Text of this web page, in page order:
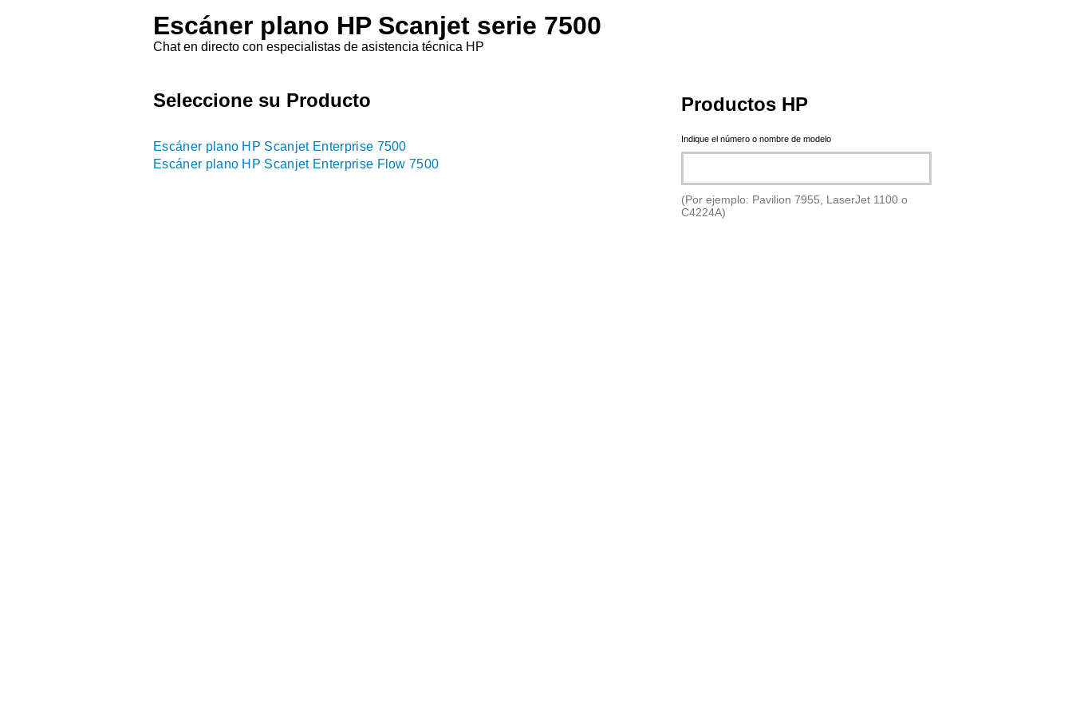
Escáner plano HP Scanjet serie 7500
Chat en directo con especialistas de asistencia técnica HP
Seleccione su Producto
Escáner plano HP Scanjet Enterprise 7500
Escáner plano HP Scanjet Enterprise Flow 7500
Productos HP
Indique el número o nombre de modelo
(Por ejemplo: Pavilion 7955, LaserJet 1100 o
C4224A)